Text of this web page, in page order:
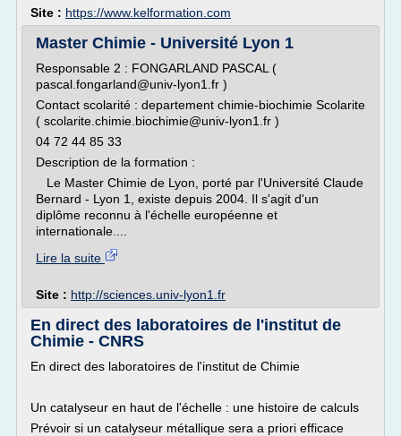
Site : https://www.kelformation.com
Master Chimie - Université Lyon 1
Responsable 2 : FONGARLAND PASCAL (
pascal.fongarland@univ-lyon1.fr )
Contact scolarité : departement chimie-biochimie Scolarite
( scolarite.chimie.biochimie@univ-lyon1.fr )
04 72 44 85 33
Description de la formation :
Le Master Chimie de Lyon, porté par l'Université Claude
Bernard - Lyon 1, existe depuis 2004. Il s'agit d'un
diplôme reconnu à l'échelle européenne et
internationale....
Lire la suite
Site : http://sciences.univ-lyon1.fr
En direct des laboratoires de l'institut de
Chimie - CNRS
En direct des laboratoires de l'institut de Chimie
Un catalyseur en haut de l'échelle : une histoire de calculs
Prévoir si un catalyseur métallique sera a priori efficace